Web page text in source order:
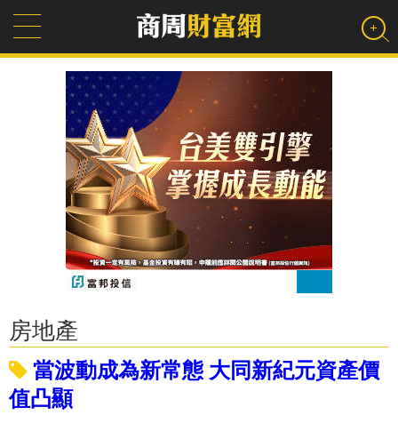
房地產
當波動成為新常態 大同新紀元資產價
值凸顯